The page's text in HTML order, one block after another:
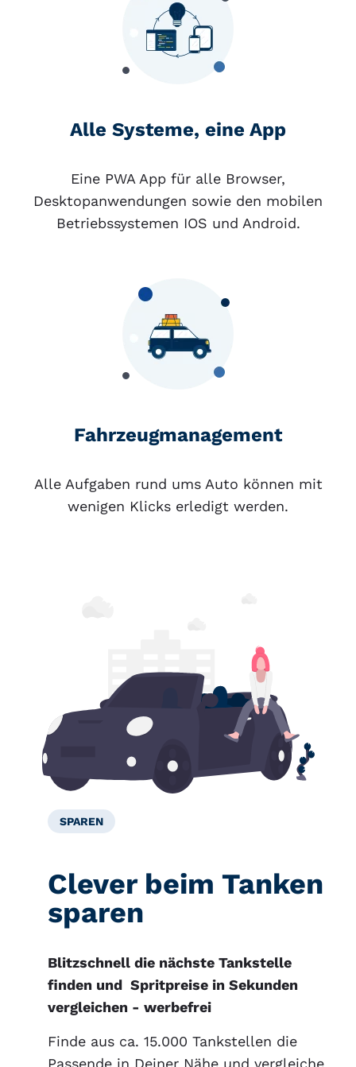
Alle Systeme, eine App
Eine PWA App für alle Browser,
Desktopanwendungen sowie den mobilen
Betriebssystemen IOS und Android.
Fahrzeugmanagement
Alle Aufgaben rund ums Auto können mit
wenigen Klicks erledigt werden.
SPAREN
Clever beim Tanken
sparen
Blitzschnell die nächste Tankstelle
finden und Spritpreise in Sekunden
vergleichen - werbefrei
Finde aus ca. 15.000 Tankstellen die
Passende in Deiner Nähe und vergleiche